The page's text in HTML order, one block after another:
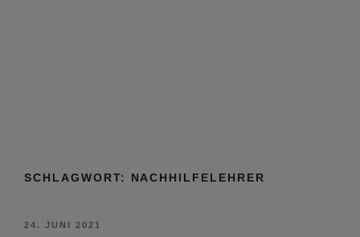
SCHLAGWORT: NACHHILFELEHRER
VERÖFFENTLICHT
24. JUNI 2021